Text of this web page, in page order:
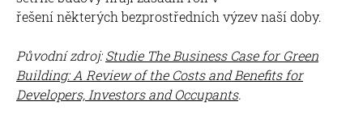
řešení některých bezprostředních výzev naší doby.
Původní zdroj:Studie The Business Case for Green
Building: A Review of the Costs and Benefits for
Developers, Investors and Occupants.